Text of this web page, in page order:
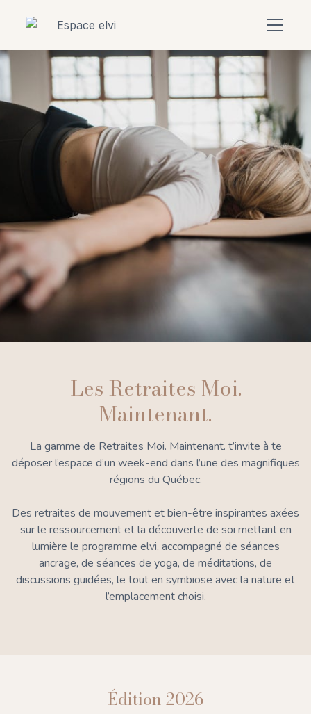
Les Retraites Moi.
Maintenant.
La gamme de Retraites Moi. Maintenant. t’invite à te
déposer l’espace d’un week-end dans l’une des magnifiques
régions du Québec.
Des retraites de mouvement et bien-être inspirantes axées
sur le ressourcement et la découverte de soi mettant en
lumière le programme elvi, accompagné de séances
ancrage, de séances de yoga, de méditations, de
discussions guidées, le tout en symbiose avec la nature et
l’emplacement choisi.
Édition 2026